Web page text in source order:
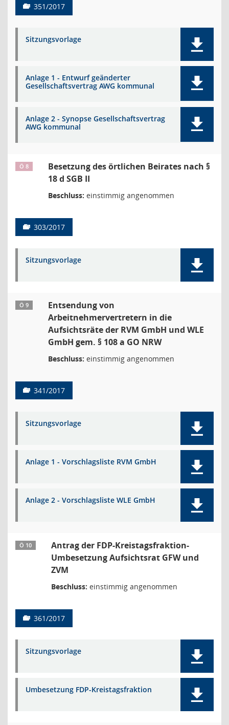
351/2017
Sitzungsvorlage
Anlage 1 - Entwurf geänderter
Gesellschaftsvertrag AWG kommunal
Anlage 2 - Synopse Gesellschaftsvertrag
AWG kommunal
Ö 8
Besetzung des örtlichen Beirates nach §
18 d SGB II
Beschluss: einstimmig angenommen
303/2017
Sitzungsvorlage
Ö 9
Entsendung von
Arbeitnehmervertretern in die
Aufsichtsräte der RVM GmbH und WLE
GmbH gem. § 108 a GO NRW
Beschluss: einstimmig angenommen
341/2017
Sitzungsvorlage
Anlage 1 - Vorschlagsliste RVM GmbH
Anlage 2 - Vorschlagsliste WLE GmbH
Ö 10
Antrag der FDP-Kreistagsfraktion-
Umbesetzung Aufsichtsrat GFW und
ZVM
Beschluss: einstimmig angenommen
361/2017
Sitzungsvorlage
Umbesetzung FDP-Kreistagsfraktion